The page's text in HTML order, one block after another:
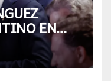
EN
LA